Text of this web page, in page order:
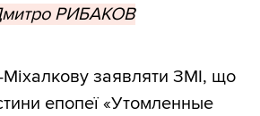
РИБАКОВ
заявляти ЗМІ, що
епопеї «Утомленные